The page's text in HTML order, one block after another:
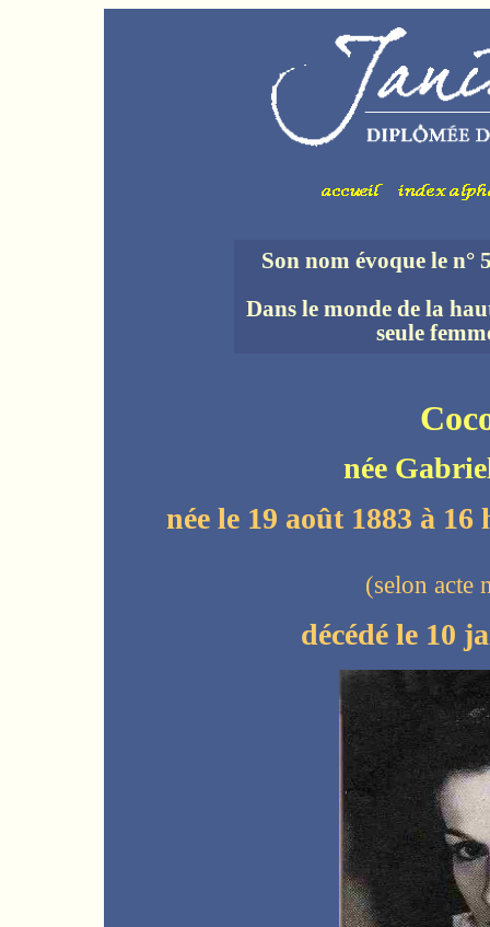
Son nom évoque le
Dans le monde de la
seule
née
née le 19 août 1883 à
(selon acte
décédé le 10